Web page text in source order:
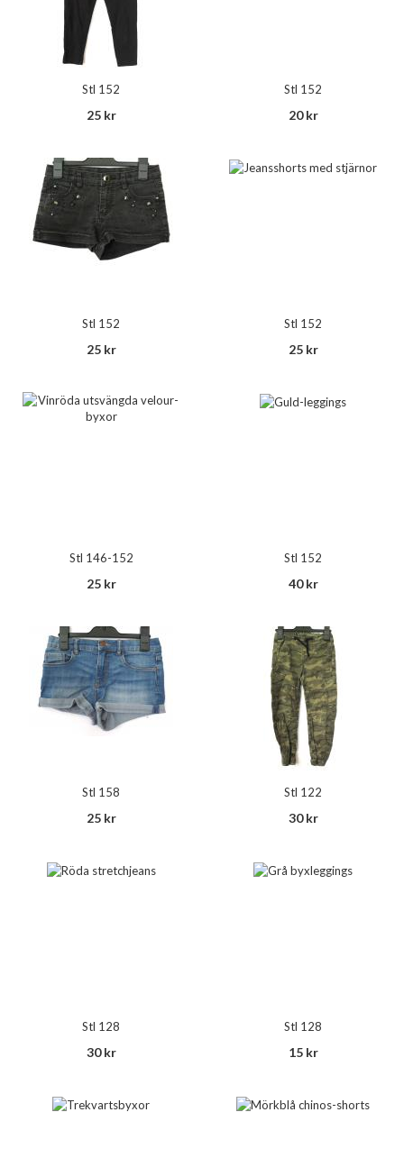
Stl 152
25 kr
Stl 152
20 kr
Stl 152
25 kr
Stl 152
25 kr
Stl 146-152
25 kr
Stl 152
40 kr
Stl 158
25 kr
Stl 122
30 kr
Stl 128
30 kr
Stl 128
15 kr